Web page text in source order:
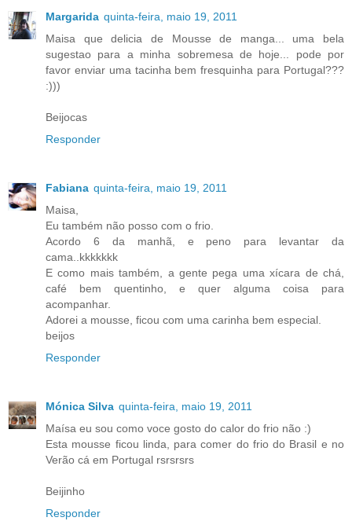
Margarida quinta-feira, maio 19, 2011
Maisa que delicia de Mousse de manga... uma bela
sugestao para a minha sobremesa de hoje... pode por
favor enviar uma tacinha bem fresquinha para Portugal???
:)))
Beijocas
Responder
Fabiana quinta-feira, maio 19, 2011
Maisa,
Eu também não posso com o frio.
Acordo 6 da manhã, e peno para levantar da
cama..kkkkkkk
E como mais também, a gente pega uma xícara de chá,
café bem quentinho, e quer alguma coisa para
acompanhar.
Adorei a mousse, ficou com uma carinha bem especial.
beijos
Responder
Mónica Silva quinta-feira, maio 19, 2011
Maísa eu sou como voce gosto do calor do frio não :)
Esta mousse ficou linda, para comer do frio do Brasil e no
Verão cá em Portugal rsrsrsrs
Beijinho
Responder